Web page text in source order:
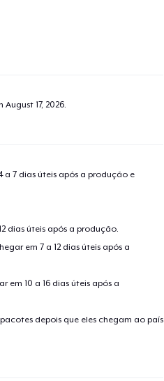
August 17, 2026.
a 7 dias úteis após a produção e
dias úteis após a produção.
em 7 a 12 dias úteis após a
em 10 a 16 dias úteis após a
depois que eles chegam ao país
ao
Compra